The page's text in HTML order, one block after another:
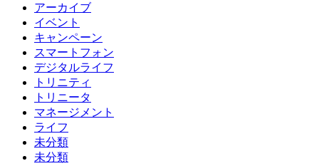
アーカイブ
イベント
キャンペーン
スマートフォン
デジタルライフ
トリニティ
トリニータ
マネージメント
ライフ
未分類
未分類